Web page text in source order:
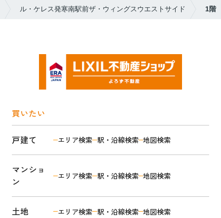
ル・ケレス発寒南駅前ザ・ウィングスウエストサイド 1階
買いたい
戸建て エリア検索 駅・沿線検索 地図検索
マンショ
ン
エリア検索 駅・沿線検索 地図検索
土地 エリア検索 駅・沿線検索 地図検索